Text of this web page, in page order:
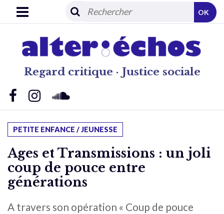
Regard critique · Justice sociale
OK
PETITE ENFANCE / JEUNESSE
Ages et Transmissions : un joli
coup de pouce entre
générations
A travers son opération « Coup de pouce